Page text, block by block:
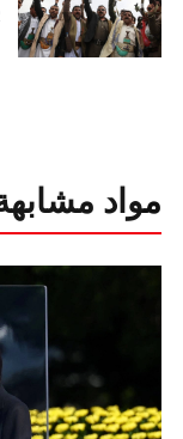
مواد